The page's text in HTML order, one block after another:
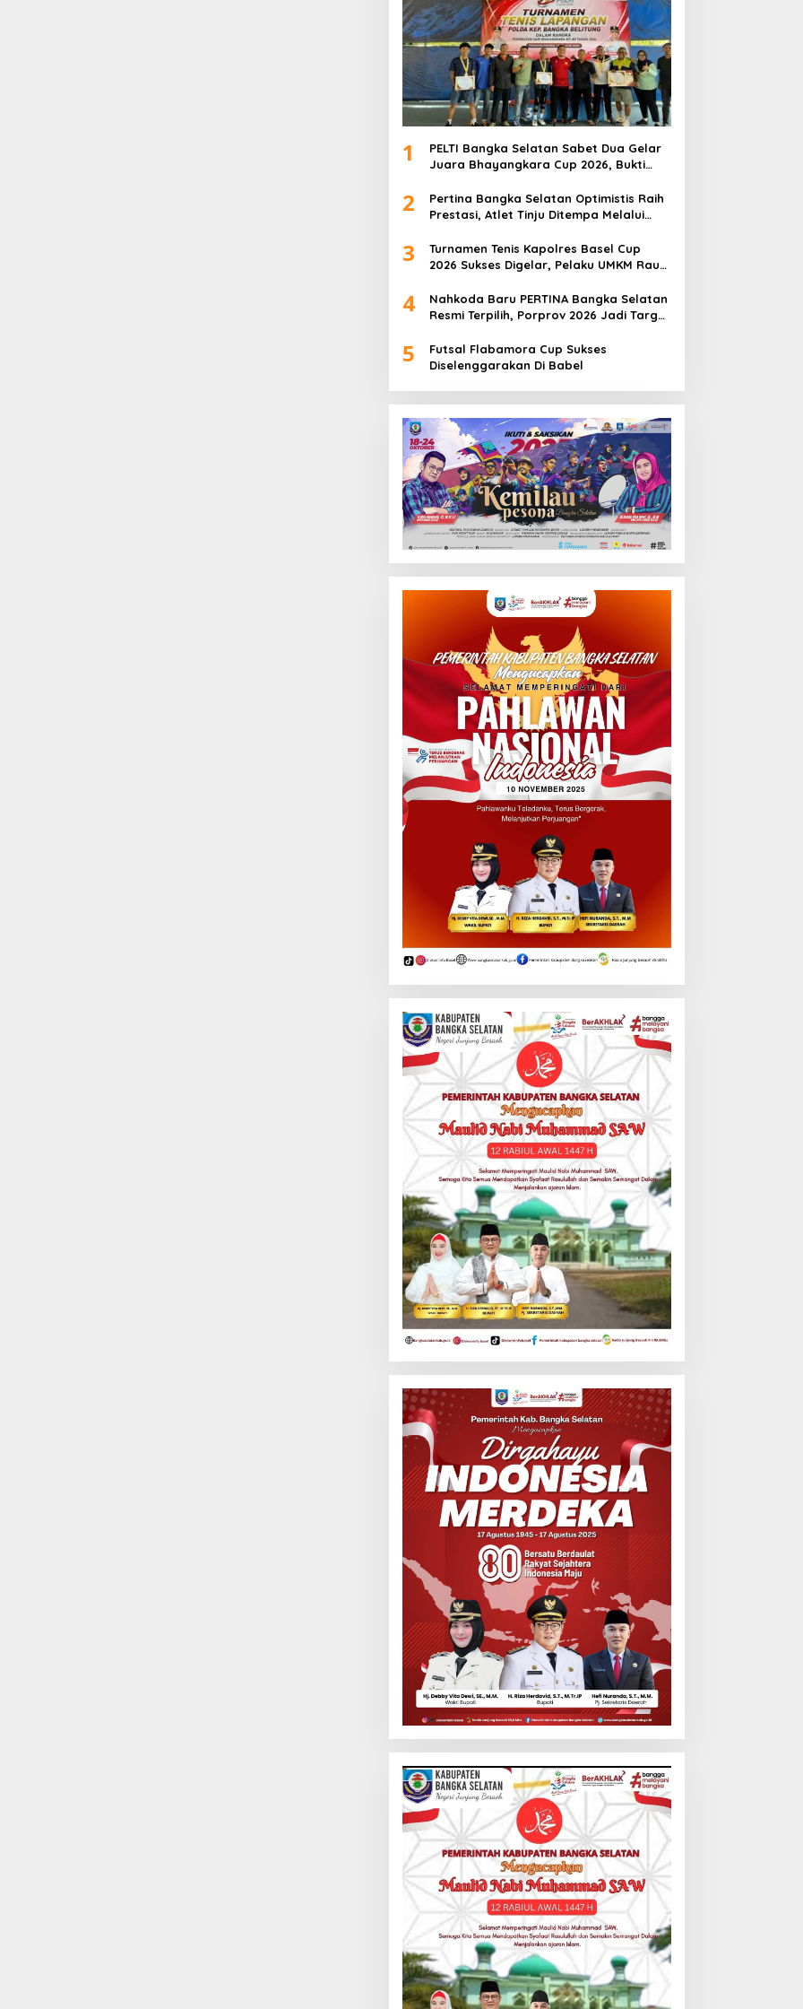
1
PELTI Bangka Selatan Sabet Dua Gelar
Juara Bhayangkara Cup 2026, Bukti
2
Pertina Bangka Selatan Optimistis Raih
Prestasi, Atlet Tinju Ditempa Melalui
3
Turnamen Tenis Kapolres Basel Cup
2026 Sukses Digelar, Pelaku UMKM Raup
4
Nahkoda Baru PERTINA Bangka Selatan
Resmi Terpilih, Porprov 2026 Jadi Target
5
Futsal Flabamora Cup Sukses
Diselenggarakan Di Babel